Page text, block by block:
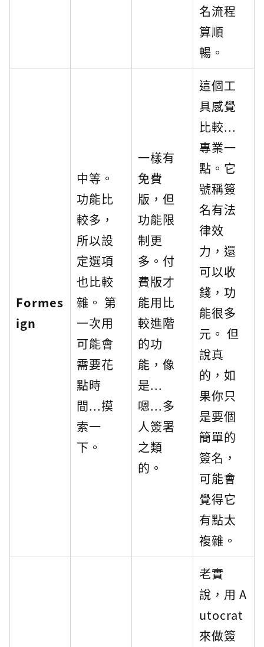
名流程
算順
暢。
Formes
ign
中等。
功能比
較多，
所以設
定選項
也比較
雜。 第
一次用
可能會
需要花
點時
間...摸
索一
下。
一樣有
免費
版，但
功能限
制更
多。付
費版才
能用比
較進階
的功
能，像
是...
嗯...多
人簽署
之類
的。
這個工
具感覺
比較...
專業一
點。它
號稱簽
名有法
律效
力，還
可以收
錢，功
能很多
元。 但
說真
的，如
果你只
是要個
簡單的
簽名，
可能會
覺得它
有點太
複雜。
老實
說，用 A
utocrat
來做簽